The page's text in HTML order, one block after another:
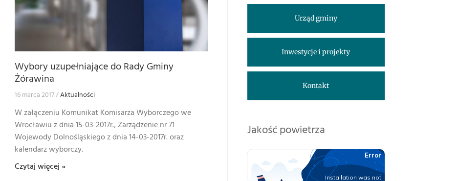
Wybory uzupełniające do Rady Gminy
Żórawina
16 marca 2017 Aktualności
W załączeniu Komunikat Komisarza Wyborczego we
Wrocławiu z dnia 15-03-2017r., Zarządzenie nr 71
Wojewody Dolnośląskiego z dnia 14-03-2017r. oraz
kalendarz wyborczy.
Czytaj więcej »
Urząd gminy
Inwestycje i projekty
Kontakt
Jakość powietrza